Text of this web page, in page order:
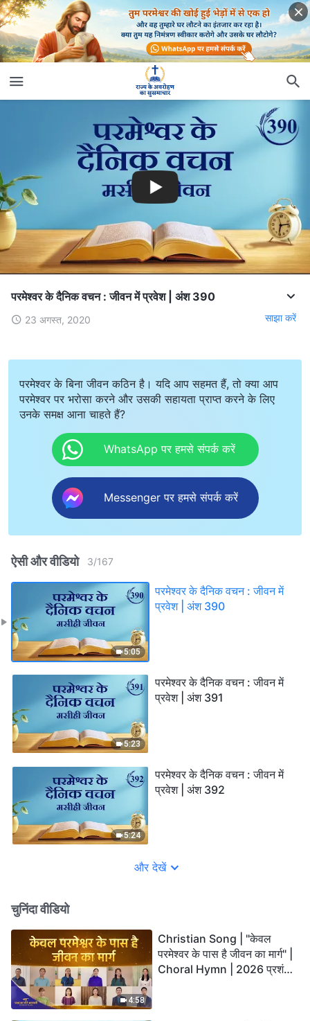
परमेश्वर के दैनिक वचन : जीवन में प्रवेश | अंश 390
23 अगस्त, 2020 साझा करें
परमेश्वर के बिना जीवन कठिन है। यदि आप सहमत हैं, तो क्या आप
परमेश्वर पर भरोसा करने और उसकी सहायता प्राप्त करने के लिए
उनके समक्ष आना चाहते हैं?
WhatsApp पर हमसे संपर्क करें
Messenger पर हमसे संपर्क करें
ऐसी और वीडियो 3/167
5:05
परमेश्वर के दैनिक वचन : जीवन में
प्रवेश | अंश 390
5:23
परमेश्वर के दैनिक वचन : जीवन में
प्रवेश | अंश 391
5:24
परमेश्वर के दैनिक वचन : जीवन में
प्रवेश | अंश 392
और देखें
चुनिंदा वीडियो
4:58
Christian Song | "केवल
परमेश्वर के पास है जीवन का मार्ग" |
Choral Hymn | 2026 प्रशंसा